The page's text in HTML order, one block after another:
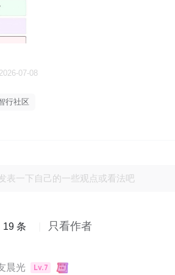
07-08
行社区
19 条 只看作者
晨光 Lv.7